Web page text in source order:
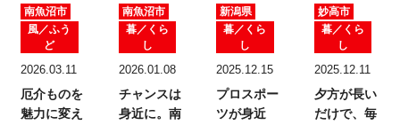
南魚沼市
風／ふう
ど
2026.03.11
厄介ものを
魅力に変え
南魚沼市
暮／くら
し
2026.01.08
チャンスは
身近に。 南
新潟県
暮／くら
し
2025.12.15
プロスポー
ツが身近
妙高市
暮／くら
し
2025.12.11
夕方が長い
だけで、 毎